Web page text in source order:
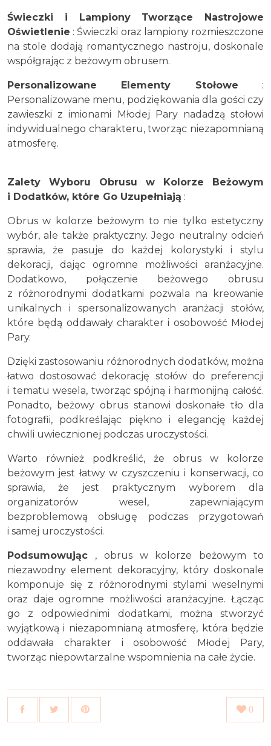
Świeczki i Lampiony Tworzące Nastrojowe
Oświetlenie : Świeczki oraz lampiony rozmieszczone
na stole dodają romantycznego nastroju, doskonale
współgrając z beżowym obrusem.
Personalizowane Elementy Stołowe :
Personalizowane menu, podziękowania dla gości czy
zawieszki z imionami Młodej Pary nadadzą stołowi
indywidualnego charakteru, tworząc niezapomnianą
atmosferę.
Zalety Wyboru Obrusu w Kolorze Beżowym
i Dodatków, które Go Uzupełniają :
Obrus w kolorze beżowym to nie tylko estetyczny
wybór, ale także praktyczny. Jego neutralny odcień
sprawia, że pasuje do każdej kolorystyki i stylu
dekoracji, dając ogromne możliwości aranżacyjne.
Dodatkowo, połączenie beżowego obrusu
z różnorodnymi dodatkami pozwala na kreowanie
unikalnych i spersonalizowanych aranżacji stołów,
które będą oddawały charakter i osobowość Młodej
Pary.
Dzięki zastosowaniu różnorodnych dodatków, można
łatwo dostosować dekorację stołów do preferencji
i tematu wesela, tworząc spójną i harmonijną całość.
Ponadto, beżowy obrus stanowi doskonałe tło dla
fotografii, podkreślając piękno i elegancję każdej
chwili uwiecznionej podczas uroczystości.
Warto również podkreślić, że obrus w kolorze
beżowym jest łatwy w czyszczeniu i konserwacji, co
sprawia, że jest praktycznym wyborem dla
organizatorów wesel, zapewniającym
bezproblemową obsługę podczas przygotowań
i samej uroczystości.
Podsumowując , obrus w kolorze beżowym to
niezawodny element dekoracyjny, który doskonale
komponuje się z różnorodnymi stylami weselnymi
oraz daje ogromne możliwości aranżacyjne. Łącząc
go z odpowiednimi dodatkami, można stworzyć
wyjątkową i niezapomnianą atmosferę, która będzie
oddawała charakter i osobowość Młodej Pary,
tworząc niepowtarzalne wspomnienia na całe życie.
0